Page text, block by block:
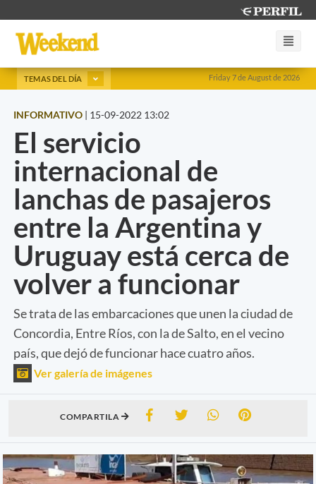
Friday 7 de August de 2026
TEMAS DEL DÍA
INFORMATIVO | 15-09-2022 13:02
El servicio
internacional de
lanchas de pasajeros
entre la Argentina y
Uruguay está cerca de
volver a funcionar
Se trata de las embarcaciones que unen la ciudad de
Concordia, Entre Ríos, con la de Salto, en el vecino
país, que dejó de funcionar hace cuatro años.
Ver galería de imágenes
COMPARTILA